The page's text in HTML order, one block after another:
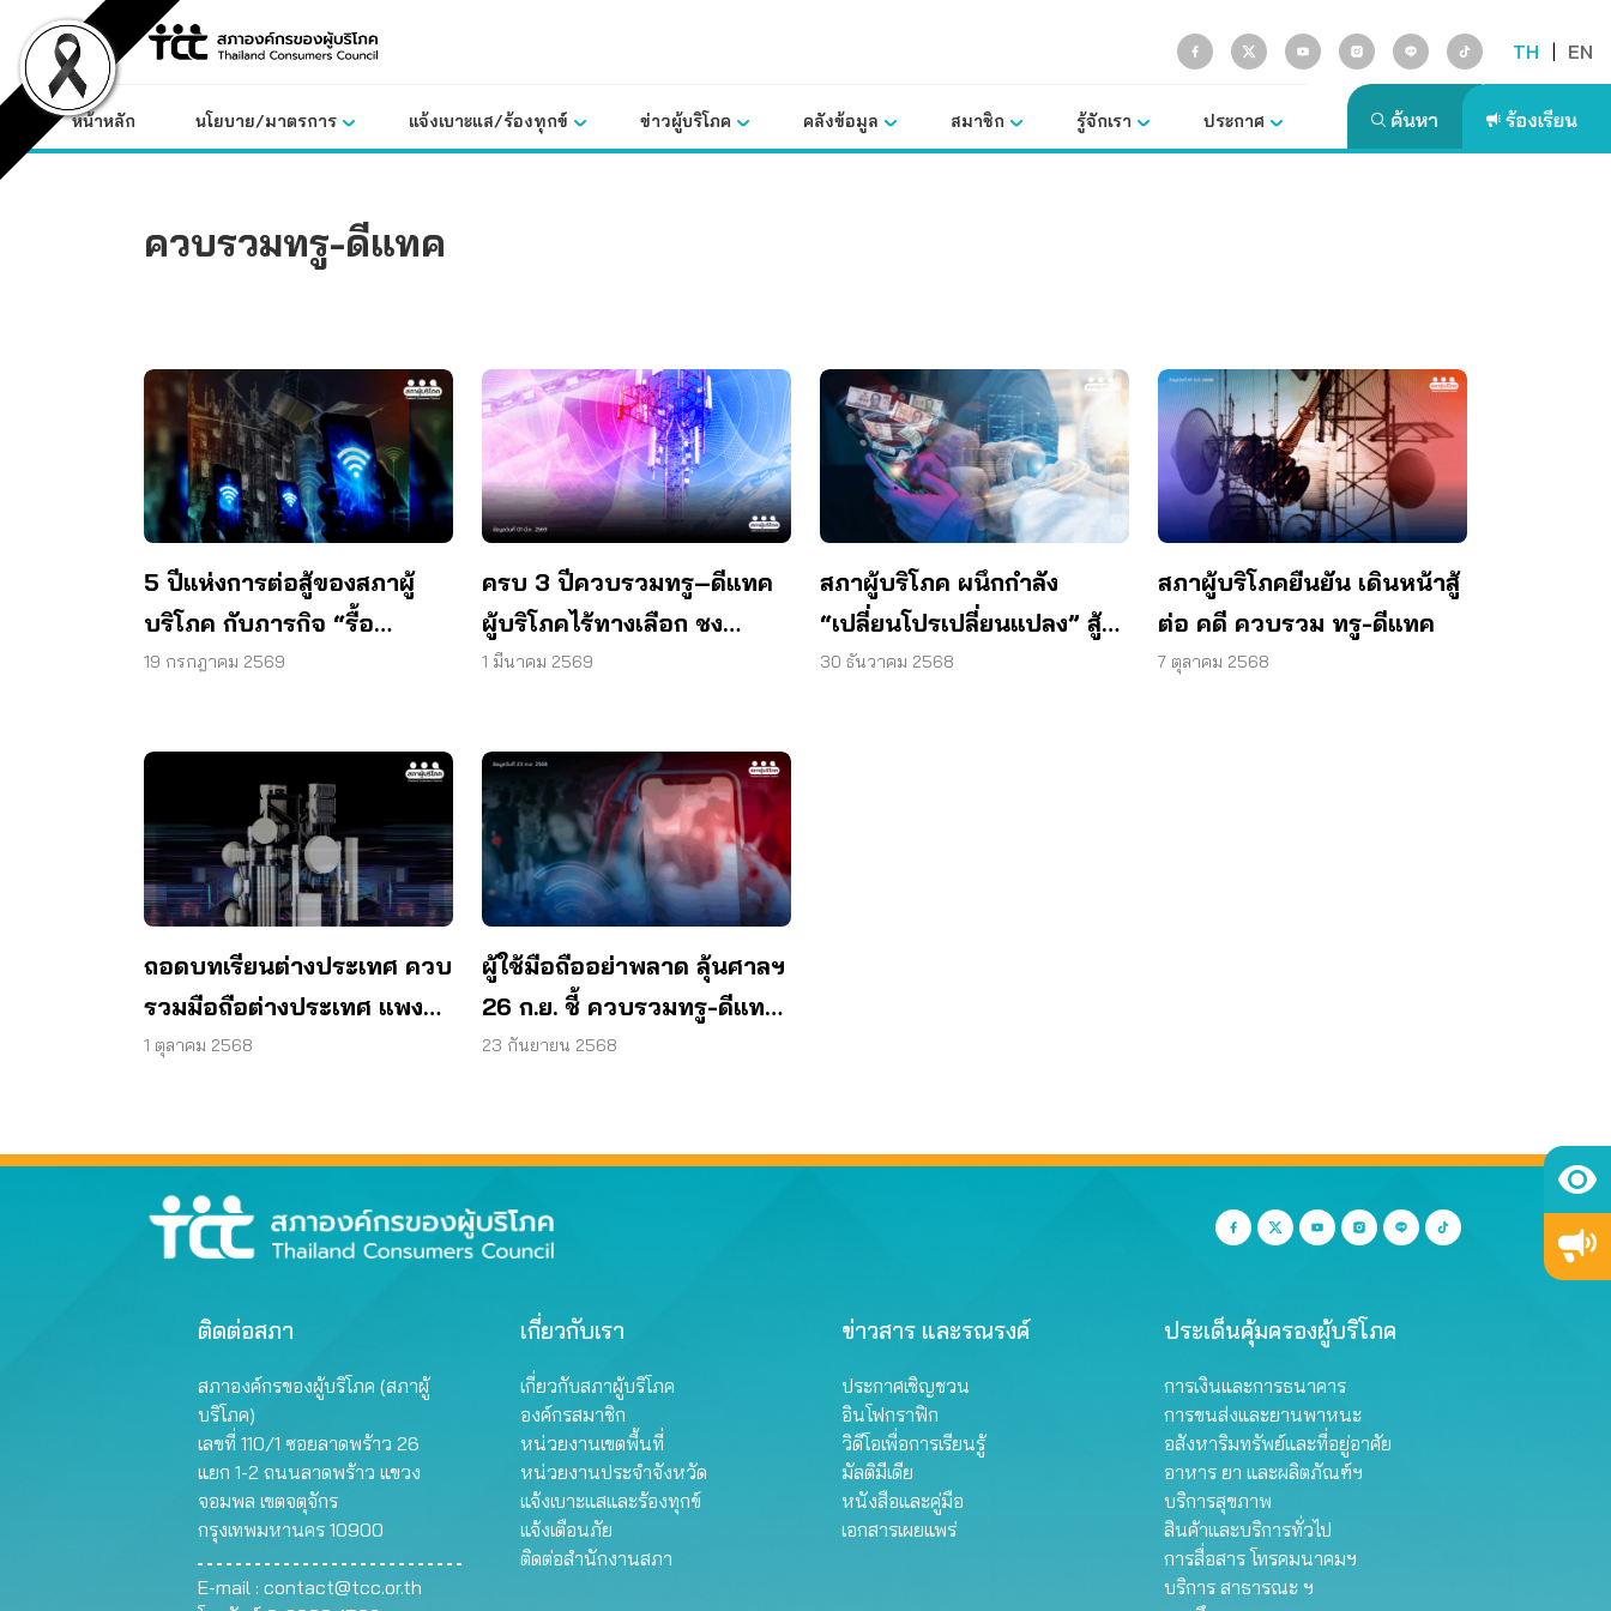
content
TH | EN
หน้าหลัก นโยบาย/มาตรการ แจ้งเบาะแส/ร้องทุกข์ ข่าวผู้บริโภค คลังข้อมูล สมาชิก รู้จักเรา ประกาศ
ควบรวมทรู-ดีแทค
5 ปีแห่งการต่อสู้ของสภาผู้
บริโภค กับภารกิจ “รื้อ
กสทช.” เพื่อทวงคืนสิทธิผู้
19 กรกฎาคม 2569
ครบ 3 ปีควบรวมทรู–ดีแทค
ผู้บริโภคไร้ทางเลือก ชง
รัฐบาลใหม่ปฏิรูป กสทช.
1 มีนาคม 2569
สภาผู้บริโภค ผนึกกำลัง
“เปลี่ยนโปรเปลี่ยนแปลง” สู้
ศึกค่ามือถือมหาโหด
30 ธันวาคม 2568
สภาผู้บริโภคยืนยัน เดินหน้าสู้
ต่อ คดี ควบรวม ทรู-ดีแทค
7 ตุลาคม 2568
ถอดบทเรียนต่างประเทศ ควบ
รวมมือถือต่างประเทศ แพง
ขึ้น-กระทบผู้ใช้
1 ตุลาคม 2568
ผู้ใช้มือถืออย่าพลาด ลุ้นศาลฯ
26 ก.ย. ชี้ ควบรวมทรู-ดีแทค
ผูกขาดหรือไม่?
23 กันยายน 2568
ติดต่อสภา
สภาองค์กรของผู้บริโภค (สภาผู้
บริโภค)
เลขที่ 110/1 ซอยลาดพร้าว 26
แยก 1-2 ถนนลาดพร้าว แขวง
จอมพล เขตจตุจักร
กรุงเทพมหานคร 10900
E-mail : contact@tcc.or.th
เกี่ยวกับเรา
เกี่ยวกับสภาผู้บริโภค
องค์กรสมาชิก
หน่วยงานเขตพื้นที่
หน่วยงานประจำจังหวัด
แจ้งเบาะแสและร้องทุกข์
แจ้งเตือนภัย
ติดต่อสำนักงานสภา
ข่าวสาร และรณรงค์
ประกาศเชิญชวน
อินโฟกราฟิก
วิดีโอเพื่อการเรียนรู้
มัลติมีเดีย
หนังสือและคู่มือ
เอกสารเผยแพร่
ประเด็นคุ้มครองผู้บริโภค
การเงินและการธนาคาร
การขนส่งและยานพาหนะ
อสังหาริมทรัพย์และที่อยู่อาศัย
อาหาร ยา และผลิตภัณฑ์ฯ
บริการสุขภาพ
สินค้าและบริการทั่วไป
การสื่อสาร โทรคมนาคมฯ
บริการ สาธารณะ ฯ